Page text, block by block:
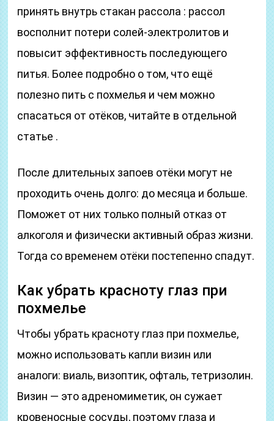
принять внутрь стакан рассола : рассол
восполнит потери солей-электролитов и
повысит эффективность последующего
питья. Более подробно о том, что ещё
полезно пить с похмелья и чем можно
спасаться от отёков, читайте в отдельной
статье .
После длительных запоев отёки могут не
проходить очень долго: до месяца и больше.
Поможет от них только полный отказ от
алкоголя и физически активный образ жизни.
Тогда со временем отёки постепенно спадут.
Как убрать красноту глаз при
похмелье
Чтобы убрать красноту глаз при похмелье,
можно использовать капли визин или
аналоги: виаль, визоптик, офталь, тетризолин.
Визин — это адреномиметик, он сужает
кровеносные сосуды, поэтому глаза и